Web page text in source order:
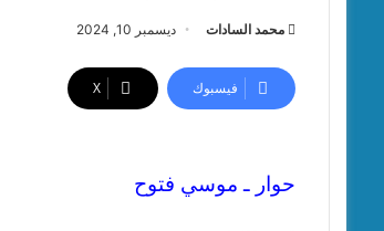
محمد السادات ديسمبر 10, 2024
فيسبوك ‫X
حوار ـ موسي فتوح